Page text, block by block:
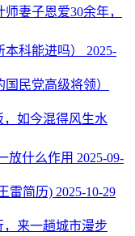
妻子恩爱30余年，
科能进吗）
2025-
民党高级将领）
，如今混得风生水
放什么作用 2025-09-
雷简历) 2025-10-29
，来一趟城市漫步